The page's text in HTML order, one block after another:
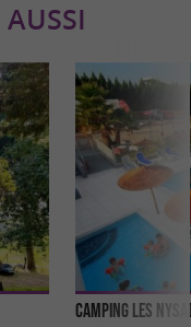
AUSSI
Camping Les